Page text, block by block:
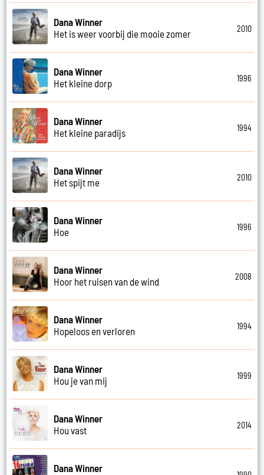
Dana Winner
Het is weer voorbij die mooie zomer
2010
Dana Winner
Het kleine dorp
1996
Dana Winner
Het kleine paradijs
1994
Dana Winner
Het spijt me
2010
Dana Winner
Hoe
1996
Dana Winner
Hoor het ruisen van de wind
2008
Dana Winner
Hopeloos en verloren
1994
Dana Winner
Hou je van mij
1999
Dana Winner
Hou vast
2014
Dana Winner